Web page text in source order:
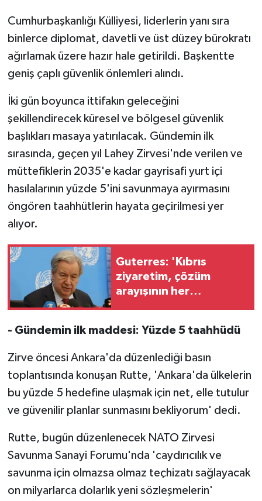
Cumhurbaşkanlığı Külliyesi, liderlerin yanı sıra
binlerce diplomat, davetli ve üst düzey bürokratı
ağırlamak üzere hazır hale getirildi. Başkentte
geniş çaplı güvenlik önlemleri alındı.
İki gün boyunca ittifakın geleceğini
şekillendirecek küresel ve bölgesel güvenlik
başlıkları masaya yatırılacak. Gündemin ilk
sırasında, geçen yıl Lahey Zirvesi'nde verilen ve
müttefiklerin 2035'e kadar gayrisafi yurt içi
hasılalarının yüzde 5'ini savunmaya ayırmasını
öngören taahhütlerin hayata geçirilmesi yer
alıyor.
Guterres: 'Kıbrıs
ziyaretim, çözüm
arayışının her
- Gündemin ilk maddesi: Yüzde 5 taahhüdü
Zirve öncesi Ankara'da düzenlediği basın
toplantısında konuşan Rutte, 'Ankara'da ülkelerin
bu yüzde 5 hedefine ulaşmak için net, elle tutulur
ve güvenilir planlar sunmasını bekliyorum' dedi.
Rutte, bugün düzenlenecek NATO Zirvesi
Savunma Sanayi Forumu'nda 'caydırıcılık ve
savunma için olmazsa olmaz teçhizatı sağlayacak
on milyarlarca dolarlık yeni sözleşmelerin'